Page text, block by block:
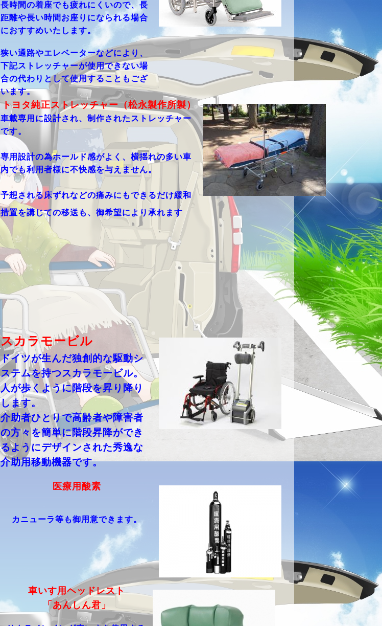
長時間の着座でも疲れにくいので、長
距離や長い時間お座りになられる場合
におすすめいたします。
狭い通路やエレベーターなどにより、
下記ストレッチャーが使用できない場
合の代わりとして使用することもござ
います。
トヨタ純正ストレッチャー（松永製作所製）
車載専用に設計され、制作されたストレッチャー
です。
専用設計の為ホールド感がよく、横揺れの多い車
内でも利用者様に不快感を与えません。
予想される床ずれなどの痛みにもできるだけ緩和
措置を講じての移送も、御希望により承れます
スカラモービル
ドイツが生んだ独創的な駆動シ
ステムを持つスカラモービル。
人が歩くように階段を昇り降り
します。
介助者ひとりで高齢者や障害者
の方々を簡単に階段昇降ができ
るようにデザインされた秀逸な
介助用移動機器です。
医療用酸素
カニューラ等も御用意できます。
車いす用ヘッドレスト
「あんしん君」